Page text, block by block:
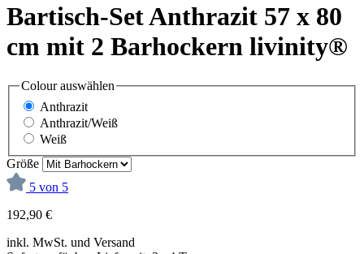
Bartisch-Set Anthrazit 57 x 80
cm mit 2 Barhockern livinity®
Colourauswählen
Anthrazit
Anthrazit/Weiß
Weiß
Größe
5 von 5
192,90 €
inkl. MwSt. und Versand